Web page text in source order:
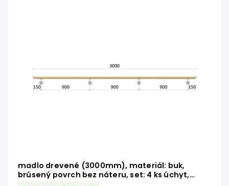
madlo drevené (3000mm), materiál: buk,
brúsený povrch bez náteru, set: 4 ks úchyt,